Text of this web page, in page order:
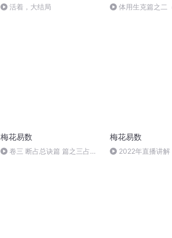
活着，大结局 体用生克篇之二
梅花易数
卷三 断占总诀篇 篇之三占物
梅花易数
2022年直播讲解